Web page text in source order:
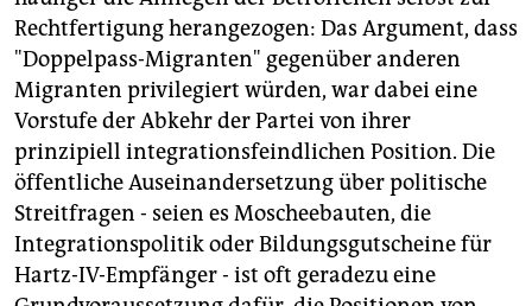
Rechtfertigung herangezogen: Das Argument, dass
"Doppelpass-Migranten" gegenüber anderen
Migranten privilegiert würden, war dabei eine
Vorstufe der Abkehr der Partei von ihrer
prinzipiell integrationsfeindlichen Position. Die
öffentliche Auseinandersetzung über politische
Streitfragen - seien es Moscheebauten, die
Integrationspolitik oder Bildungsgutscheine für
Hartz-IV-Empfänger - ist oft geradezu eine